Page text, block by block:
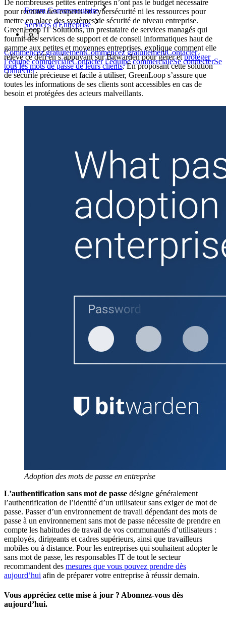
Forum Communautaire
Services d'Entreprise
Commencez gratuitementCommencez gratuitementContacter
l’équipe commercialeContacter l’équipe commercialeSe connecterSe
connecter
De nombreuses petites entreprises n’ont pas le budget nécessaire
pour recruter des experts en cybersécurité ni les ressources pour
mettre en place des systèmes de sécurité de niveau entreprise.
GreenLoop IT Solutions, un prestataire de services managés qui
fournit des services de support et de conseil informatiques haut de
gamme aux petites et moyennes entreprises, explique comment elle
relève ce défi en s’appuyant sur Bitwarden pour gérer etprotéger
tous les mots de passe de leurs clients. En proposant cette solution
de sécurité précieuse et facile à utiliser, GreenLoop s’assure que
toutes les informations de ses clients sont accessibles en cas de
besoin et protégées des acteurs malveillants.
Adoption des mots de passe en entreprise
L’authentification sans mot de passe désigne généralement
l’authentification de l’identité d’un utilisateur sans exiger de mot de
passe. Passer d’un environnement de travail dépendant des mots de
passe à un environnement sans mot de passe nécessite de prendre en
compte les habitudes de travail de vos communautés d’utilisateurs :
employés, dirigeants et cadres supérieurs, ainsi que travailleurs
mobiles ou à distance. Pour les entreprises qui souhaitent adopter le
sans mot de passe, les responsables IT de tout le secteur
recommandent des mesures que vous pouvez prendre dès
aujourd’hui afin de préparer votre entreprise à réussir demain.
Vous appréciez cette mise à jour ? Abonnez-vous dès
aujourd’hui.